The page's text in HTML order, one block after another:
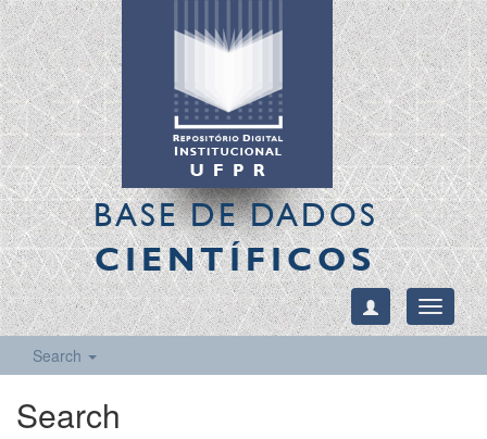
BASE DE DADOS
CIENTÍFICOS
Toggle
Search
Search